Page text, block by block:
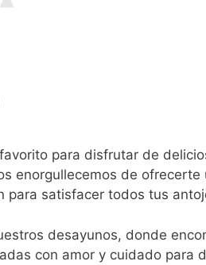
para disfrutar de
enorgullecemos de
para satisfacer todos tus
desayunos, donde
con amor y cuidado para